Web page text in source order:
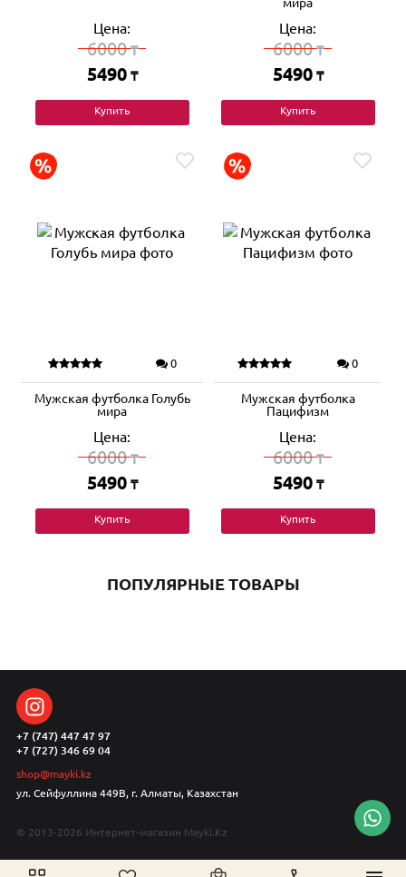
Цена:
6000₸
5490 ₸
Купить
Цена:
6000₸
5490 ₸
Купить
0
Мужская футболка Голубь
мира
Цена:
6000₸
5490 ₸
Купить
0
Мужская футболка
Пацифизм
Цена:
6000₸
5490 ₸
Купить
ПОПУЛЯРНЫЕ ТОВАРЫ
+7 (747) 447 47 97
+7 (727) 346 69 04
shop@mayki.kz
ул. Сейфуллина 449В, г. Алматы, Казахстан
© 2013-2026 Интернет-магазин Mayki.Kz